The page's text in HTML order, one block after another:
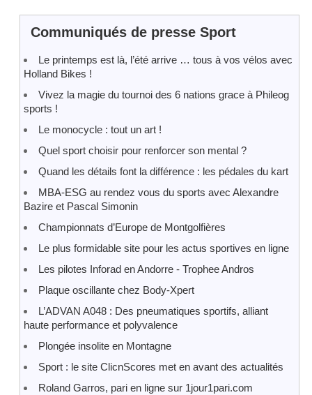
Communiqués de presse Sport
Le printemps est là, l’été arrive … tous à vos vélos avec
Holland Bikes !
Vivez la magie du tournoi des 6 nations grace à Phileog
sports !
Le monocycle : tout un art !
Quel sport choisir pour renforcer son mental ?
Quand les détails font la différence : les pédales du kart
MBA-ESG au rendez vous du sports avec Alexandre
Bazire et Pascal Simonin
Championnats d’Europe de Montgolfières
Le plus formidable site pour les actus sportives en ligne
Les pilotes Inforad en Andorre - Trophee Andros
Plaque oscillante chez Body-Xpert
L’ADVAN A048 : Des pneumatiques sportifs, alliant
haute performance et polyvalence
Plongée insolite en Montagne
Sport : le site ClicnScores met en avant des actualités
Roland Garros, pari en ligne sur 1jour1pari.com